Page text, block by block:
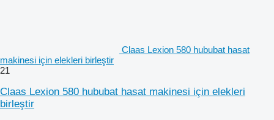
Claas Lexion 580 hububat hasat
makinesi için elekleri birleştir
21
Claas Lexion 580 hububat hasat makinesi için elekleri
birleştir